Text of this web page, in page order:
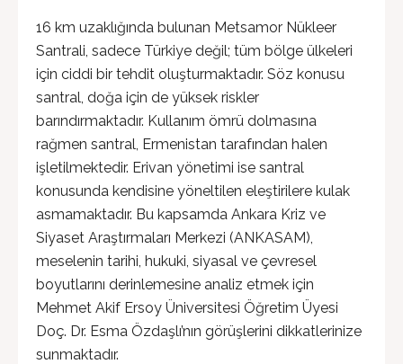
16 km uzaklığında bulunan Metsamor Nükleer
Santrali, sadece Türkiye değil; tüm bölge ülkeleri
için ciddi bir tehdit oluşturmaktadır. Söz konusu
santral, doğa için de yüksek riskler
barındırmaktadır. Kullanım ömrü dolmasına
rağmen santral, Ermenistan tarafından halen
işletilmektedir. Erivan yönetimi ise santral
konusunda kendisine yöneltilen eleştirilere kulak
asmamaktadır. Bu kapsamda Ankara Kriz ve
Siyaset Araştırmaları Merkezi (ANKASAM),
meselenin tarihi, hukuki, siyasal ve çevresel
boyutlarını derinlemesine analiz etmek için
Mehmet Akif Ersoy Üniversitesi Öğretim Üyesi
Doç. Dr. Esma Özdaşlı’nın görüşlerini dikkatlerinize
sunmaktadır.